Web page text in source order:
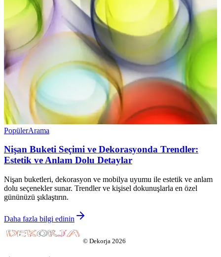
PopülerArama
Nişan Buketi Seçimi ve Dekorasyonda Trendler:
Estetik ve Anlam Dolu Detaylar
Nişan buketleri, dekorasyon ve mobilya uyumu ile estetik ve anlam
dolu seçenekler sunar. Trendler ve kişisel dokunuşlarla en özel
gününüzü şıklaştırın.
Daha fazla bilgi edinin
© Dekorja 2026